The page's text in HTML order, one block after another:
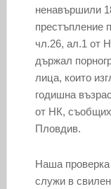
ненавършили
престъпление
чл.26, ал.1 от
държал
лица, които
годишна
от НК,
Пловдив.
Наша проверка
служи в